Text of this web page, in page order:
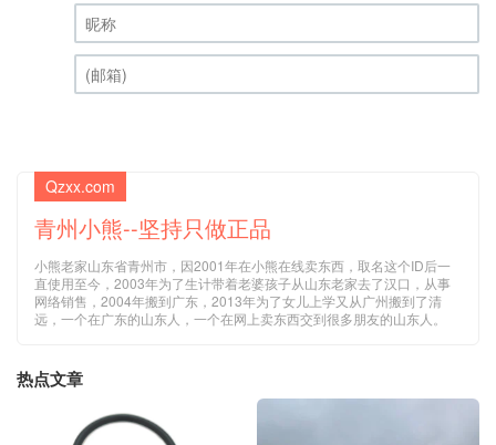
昵称 (必填)
Qzxx.com
青州小熊--坚持只做正品
小熊老家山东省青州市，因2001年在小熊在线卖东西，取名这个ID后一
直使用至今，2003年为了生计带着老婆孩子从山东老家去了汉口，从事
网络销售，2004年搬到广东，2013年为了女儿上学又从广州搬到了清
远，一个在广东的山东人，一个在网上卖东西交到很多朋友的山东人。
热点文章